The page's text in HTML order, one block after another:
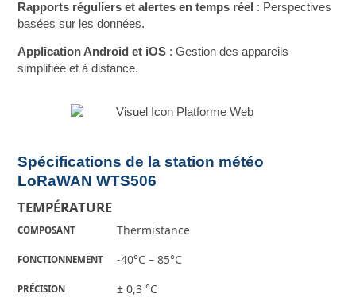
Rapports réguliers et alertes en temps réel : Perspectives
basées sur les données.
Application Android et iOS : Gestion des appareils
simplifiée et à distance.
Spécifications de la station météo
LoRaWAN WTS506
TEMPÉRATURE
COMPOSANT Thermistance
FONCTIONNEMENT -40°C – 85°C
PRÉCISION ± 0,3 °C